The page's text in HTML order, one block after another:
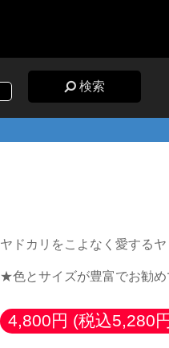
検索
ヤドカリをこよなく愛する
★色とサイズが豊富でお勧め
4,800円 (税込5,280